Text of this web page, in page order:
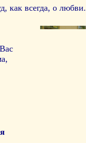
как всегда, о любви.